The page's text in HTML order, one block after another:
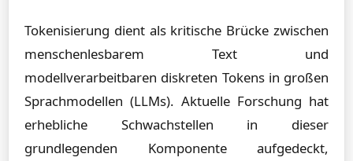
Tokenisierung dient als kritische Brücke zwischen
menschenlesbarem Text und
modellverarbeitbaren diskreten Tokens in großen
Sprachmodellen (LLMs). Aktuelle Forschung hat
erhebliche Schwachstellen in dieser
grundlegenden Komponente aufgedeckt,